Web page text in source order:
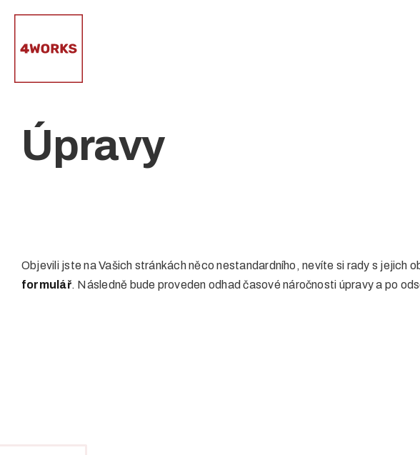
obsah
Úpravy
Objevili jste na Vašich stránkách něco nestandardního, nevíte si rady s
formulář. Následně bude proveden odhad časové náročnosti úpravy a po